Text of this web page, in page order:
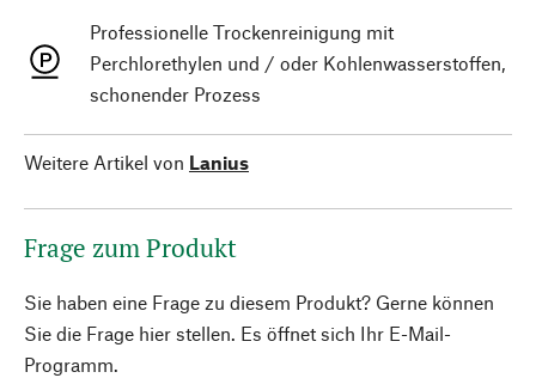
Professionelle Trockenreinigung mit
Perchlorethylen und / oder Kohlenwasserstoffen,
schonender Prozess
Weitere Artikel von Lanius
Frage zum Produkt
Sie haben eine Frage zu diesem Produkt? Gerne können
Sie die Frage hier stellen. Es öffnet sich Ihr E-Mail-
Programm.